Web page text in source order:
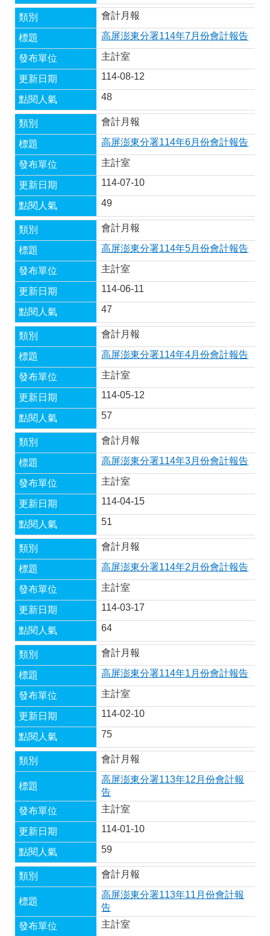
會計月報
高屏澎東分署114年7月份會計報告
主計室
114-08-12
48
會計月報
高屏澎東分署114年6月份會計報告
主計室
114-07-10
49
會計月報
高屏澎東分署114年5月份會計報告
主計室
114-06-11
47
會計月報
高屏澎東分署114年4月份會計報告
主計室
114-05-12
57
會計月報
高屏澎東分署114年3月份會計報告
主計室
114-04-15
51
會計月報
高屏澎東分署114年2月份會計報告
主計室
114-03-17
64
會計月報
高屏澎東分署114年1月份會計報告
主計室
114-02-10
75
會計月報
高屏澎東分署113年12月份會計報
告
主計室
114-01-10
59
會計月報
高屏澎東分署113年11月份會計報
告
主計室